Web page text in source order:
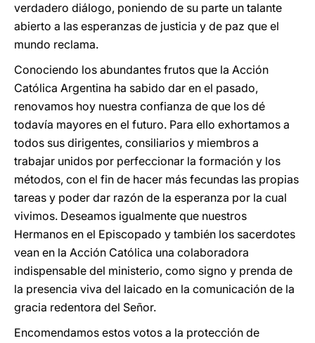
verdadero diálogo, poniendo de su parte un talante
abierto a las esperanzas de justicia y de paz que el
mundo reclama.
Conociendo los abundantes frutos que la Acción
Católica Argentina ha sabido dar en el pasado,
renovamos hoy nuestra confianza de que los dé
todavía mayores en el futuro. Para ello exhortamos a
todos sus dirigentes, consiliarios y miembros a
trabajar unidos por perfeccionar la formación y los
métodos, con el fin de hacer más fecundas las propias
tareas y poder dar razón de la esperanza por la cual
vivimos. Deseamos igualmente que nuestros
Hermanos en el Episcopado y también los sacerdotes
vean en la Acción Católica una colaboradora
indispensable del ministerio, como signo y prenda de
la presencia viva del laicado en la comunicación de la
gracia redentora del Señor.
Encomendamos estos votos a la protección de